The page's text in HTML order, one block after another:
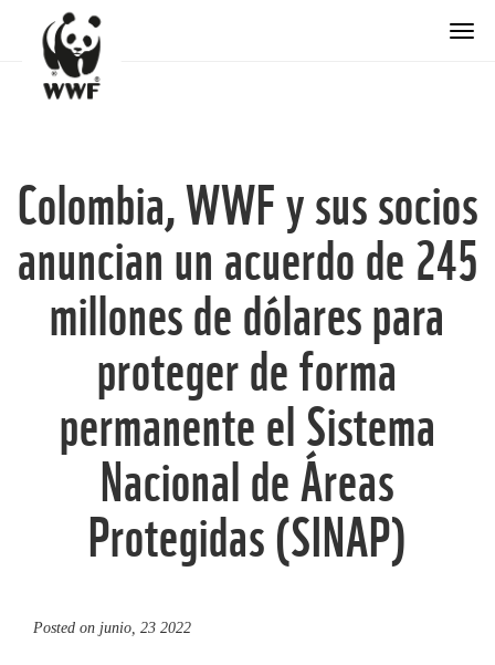
Colombia, WWF y sus socios
anuncian un acuerdo de 245
millones de dólares para
proteger de forma
permanente el Sistema
Nacional de Áreas
Protegidas (SINAP)
Posted on junio, 23 2022